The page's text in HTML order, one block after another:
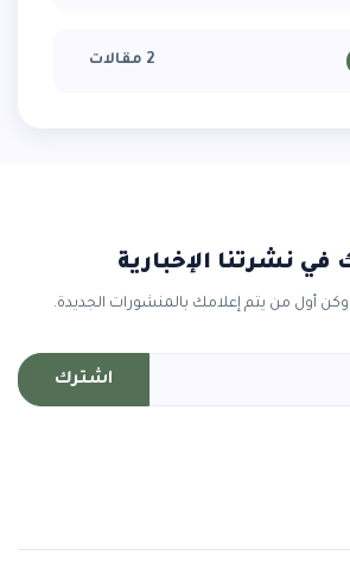
2 مقالات
في نشرتنا الإخبارية
وكن أول من يتم إعلامك بالمنشورات الجديدة.
اشترك